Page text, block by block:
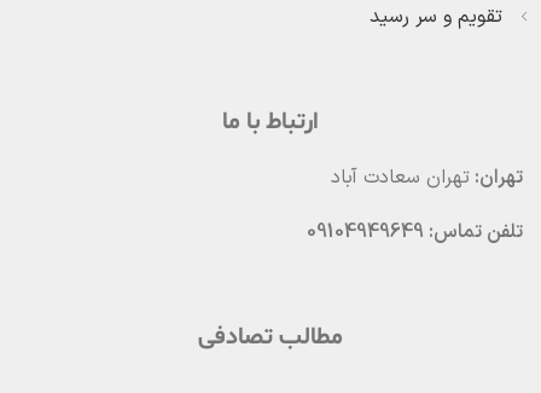
تقویم و سر رسید
ارتباط با ما
تهران: تهران سعادت آباد
تلفن تماس: 09104949649
مطالب تصادفی